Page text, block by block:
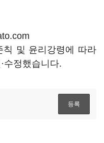
칙 및 윤리강령에 따라
수정했습니다.